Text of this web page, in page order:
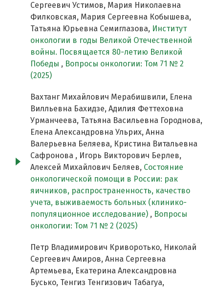
Сергеевич Устимов, Мария Николаевна
Филковская, Мария Сергеевна Кобышева,
Татьяна Юрьевна Семиглазова, Институт
онкологии в годы Великой Отечественной
войны. Посвящается 80-летию Великой
Победы , Вопросы онкологии: Том 71 № 2
(2025)
Вахтанг Михайлович Мерабишвили, Елена
Вилльевна Бахидзе, Адилия Феттеховна
Урманчеева, Татьяна Васильевна Городнова,
Елена Александровна Ульрих, Анна
Валерьевна Беляева, Кристина Витальевна
Сафронова , Игорь Викторович Берлев,
Алексей Михайлович Беляев, Состояние
онкологической помощи в России: рак
яичников, распространенность, качество
учета, выживаемость больных (клинико-
популяционное исследование) , Вопросы
онкологии: Том 71 № 2 (2025)
Петр Владимирович Криворотько, Николай
Сергеевич Амиров, Анна Сергеевна
Артемьева, Екатерина Александровна
Бусько, Тенгиз Тенгизович Табагуа,